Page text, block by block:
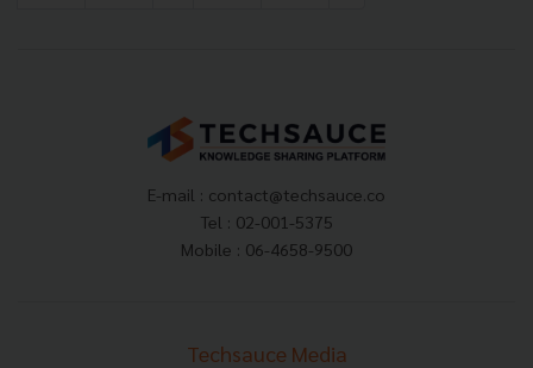
E-mail : contact@techsauce.co
Tel : 02-001-5375
Mobile : 06-4658-9500
Techsauce Media